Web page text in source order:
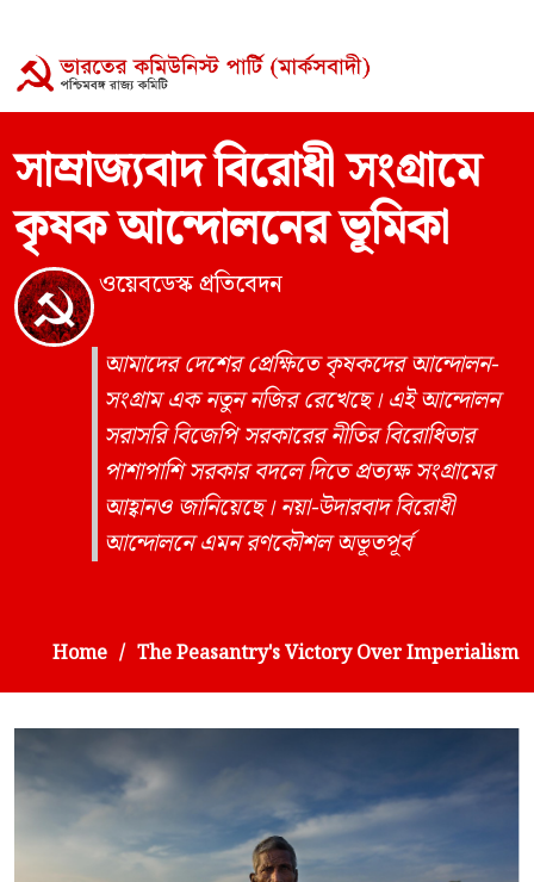
সাম্রাজ্যবাদ বিরোধী সংগ্রামে
কৃষক আন্দোলনের ভূমিকা
ওয়েবডেস্ক প্রতিবেদন
আমাদের দেশের প্রেক্ষিতে কৃষকদের আন্দোলন-
সংগ্রাম এক নতুন নজির রেখেছে। এই আন্দোলন
সরাসরি বিজেপি সরকারের নীতির বিরোধিতার
পাশাপাশি সরকার বদলে দিতে প্রত্যক্ষ সংগ্রামের
আহ্বানও জানিয়েছে। নয়া-উদারবাদ বিরোধী
আন্দোলনে এমন রণকৌশল অভূতপূর্ব
Home The Peasantry's Victory Over Imperialism